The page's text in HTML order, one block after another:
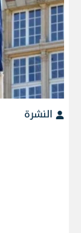
النشرة